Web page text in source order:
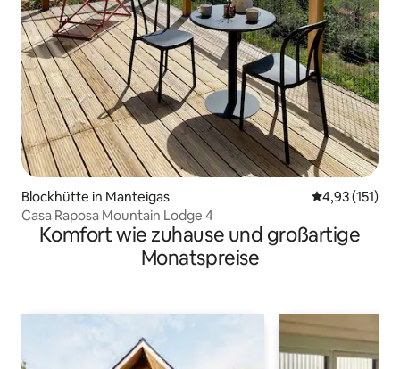
Blockhütte in Manteigas
4,93 (151)
Casa Raposa Mountain Lodge 4
Komfort wie zuhause und großartige
Monatspreise